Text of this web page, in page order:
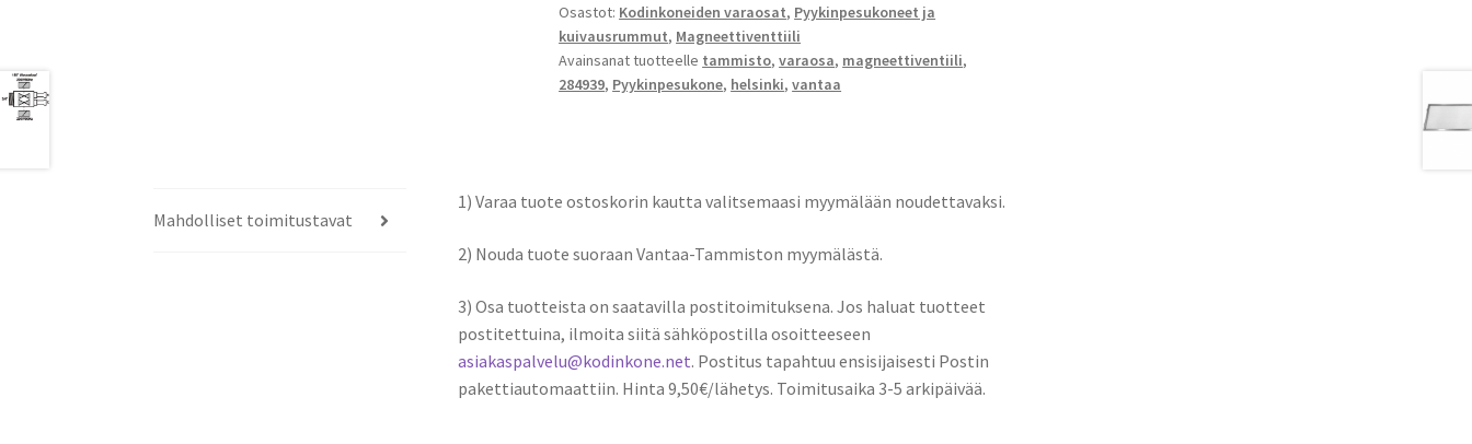
Osastot: Kodinkoneiden varaosat, Pyykinpesukoneet ja
kuivausrummut, Magneettiventtiili
Avainsanat tuotteelle tammisto,varaosa, magneettiventiili,
284939, Pyykinpesukone, helsinki,vantaa
Mahdolliset toimitustavat
1) Varaa tuote ostoskorin kautta valitsemaasi myymälään noudettavaksi.
2) Nouda tuote suoraan Vantaa-Tammiston myymälästä.
3) Osa tuotteista on saatavilla postitoimituksena. Jos haluat tuotteet
postitettuina, ilmoita siitä sähköpostilla osoitteeseen
asiakaspalvelu@kodinkone.net. Postitus tapahtuu ensisijaisesti Postin
pakettiautomaattiin. Hinta 9,50€/lähetys. Toimitusaika 3-5 arkipäivää.